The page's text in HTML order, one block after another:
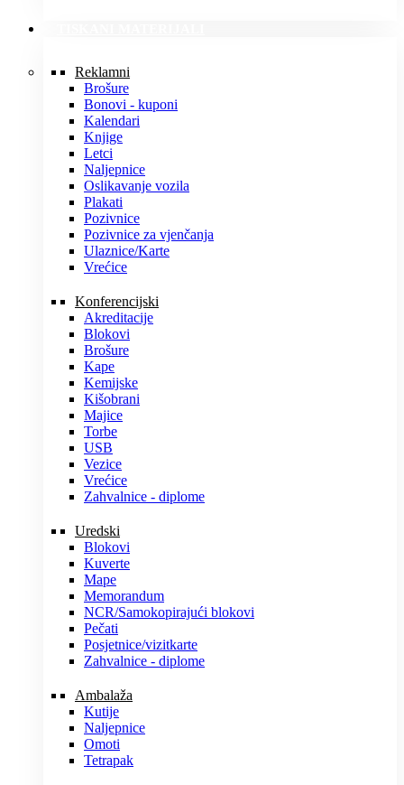
Reklamni
Brošure
Bonovi - kuponi
Kalendari
Knjige
Letci
Naljepnice
Oslikavanje vozila
Plakati
Pozivnice
Pozivnice za vjenčanja
Ulaznice/Karte
Vrećice
Konferencijski
Akreditacije
Blokovi
Brošure
Kape
Kemijske
Kišobrani
Majice
Torbe
USB
Vezice
Vrećice
Zahvalnice - diplome
Uredski
Blokovi
Kuverte
Mape
Memorandum
NCR/Samokopirajući blokovi
Pečati
Posjetnice/vizitkarte
Zahvalnice - diplome
Ambalaža
Kutije
Naljepnice
Omoti
Tetrapak